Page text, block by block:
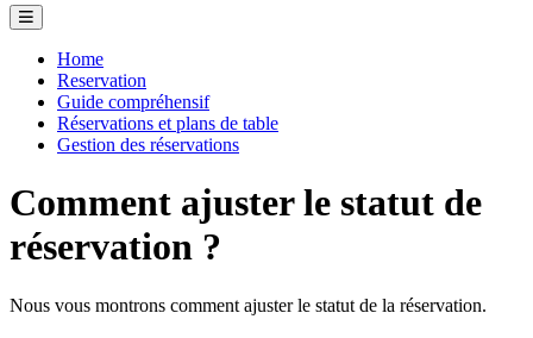
Home
Reservation
Guide compréhensif
Réservations et plans de table
Gestion des réservations
Comment ajuster le statut de
réservation ?
Nous vous montrons comment ajuster le statut de la réservation.